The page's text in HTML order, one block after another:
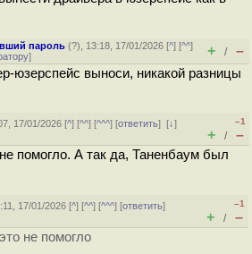
пароль (?), 13:18, 17/01/2026 [^] [^^]
] + / –
юзерспейс выноси, никакой разницы
17/01/2026 [^] [^^] [^^^] [ответить][↓]
–1
+ / –
помогло. А так да, Таненбаум был
17/01/2026 [^] [^^] [^^^] [ответить]
–1
+ / –
не помогло